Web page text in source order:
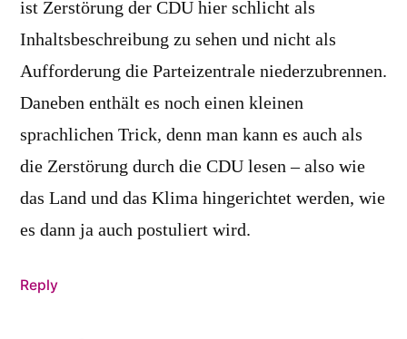
ist Zerstörung der CDU hier schlicht als
Inhaltsbeschreibung zu sehen und nicht als
Aufforderung die Parteizentrale niederzubrennen.
Daneben enthält es noch einen kleinen
sprachlichen Trick, denn man kann es auch als
die Zerstörung durch die CDU lesen – also wie
das Land und das Klima hingerichtet werden, wie
es dann ja auch postuliert wird.
Reply